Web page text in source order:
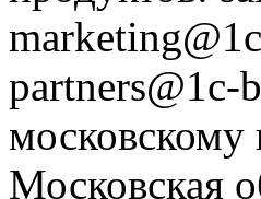
partners@1c-
московскому
Московская